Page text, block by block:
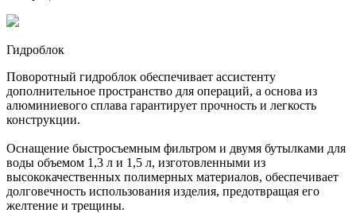
Гидроблок
Поворотный гидроблок обеспечивает ассистенту
дополнительное пространство для операций, а основа из
алюминиевого сплава гарантирует прочность и легкость
конструкции.
Оснащение быстросъемным фильтром и двумя бутылками для
воды объемом 1,3 л и 1,5 л, изготовленными из
высококачественных полимерных материалов, обеспечивает
долговечность использования изделия, предотвращая его
желтение и трещины.